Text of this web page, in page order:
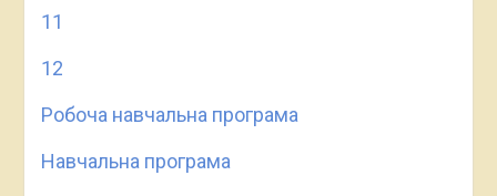
11
12
Робоча навчальна програма
Навчальна програма